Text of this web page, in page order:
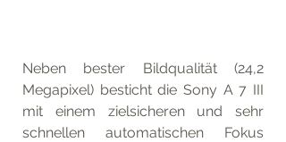
Neben bester Bildqualität (24,2
Megapixel) besticht die Sony A 7 III
mit einem zielsicheren und sehr
schnellen automatischen Fokus